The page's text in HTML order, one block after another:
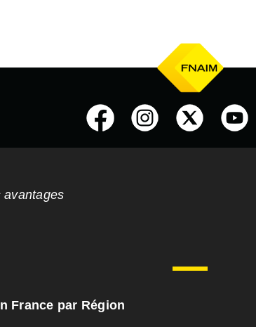
avantages
France par Région